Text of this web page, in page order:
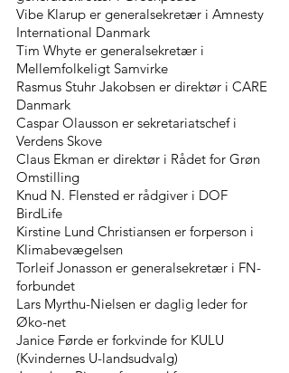
Vibe Klarup er generalsekretær i Amnesty
International Danmark
Tim Whyte er generalsekretær i
Mellemfolkeligt Samvirke
Rasmus Stuhr Jakobsen er direktør i CARE
Danmark
Caspar Olausson er sekretariatschef i
Verdens Skove
Claus Ekman er direktør i Rådet for Grøn
Omstilling
Knud N. Flensted er rådgiver i DOF
BirdLife
Kirstine Lund Christiansen er forperson i
Klimabevægelsen
Torleif Jonasson er generalsekretær i FN-
forbundet
Lars Myrthu-Nielsen er daglig leder for
Øko-net
Janice Førde er forkvinde for KULU
(Kvindernes U-landsudvalg)